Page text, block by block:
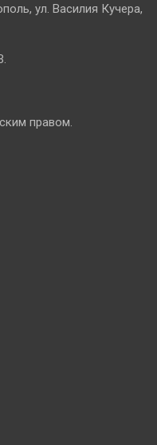
ул. Василия Кучера,
правом.